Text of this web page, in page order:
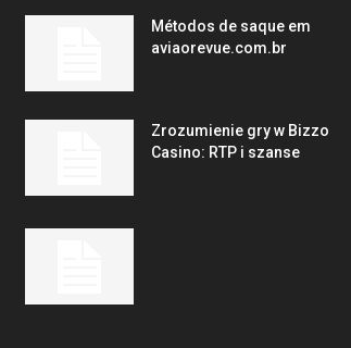
Métodos de saque em
aviaorevue.com.br
Zrozumienie gry w Bizzo
Casino: RTP i szanse